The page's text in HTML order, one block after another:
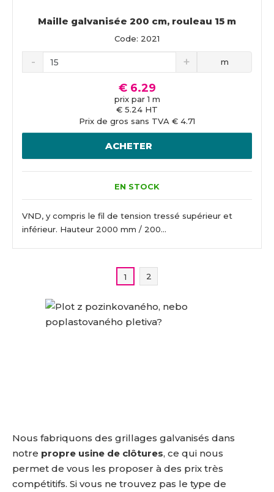
Maille galvanisée 200 cm, rouleau 15 m
Code: 2021
€ 6.29
prix par 1 m
€ 5.24 HT
Prix de gros sans TVA € 4.71
m
ACHETER
EN STOCK
VND, y compris le fil de tension tressé supérieur et
inférieur. Hauteur 2000 mm / 200...
1 2
Nous fabriquons des grillages galvanisés dans
notre propre usine de clôtures, ce qui nous
permet de vous les proposer à des prix très
compétitifs. Si vous ne trouvez pas le type de